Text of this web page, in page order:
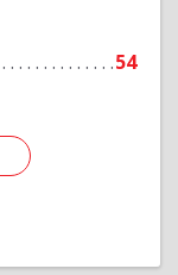
54
Подробнее